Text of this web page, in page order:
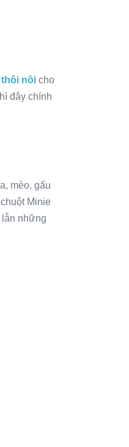
nôi cho
đây chính
mèo, gấu
Minie
lẫn những